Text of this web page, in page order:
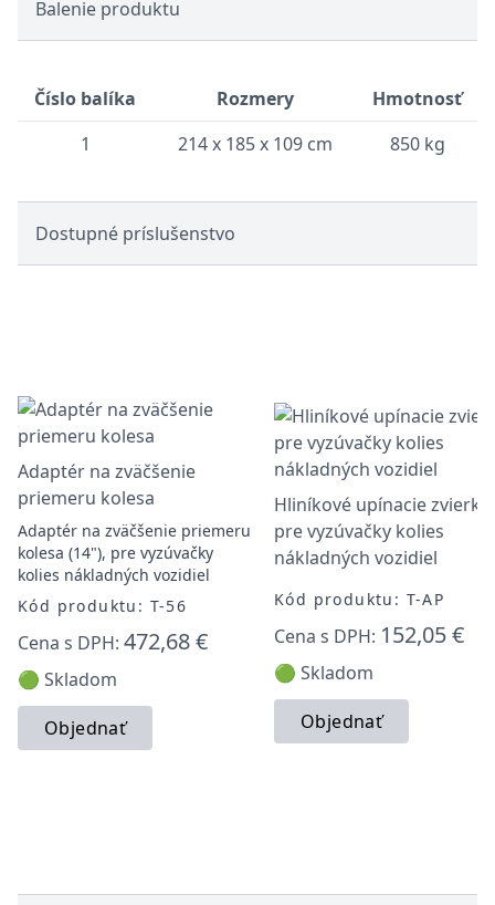
Balenie produktu
Číslo balíka Rozmery
Hmotnosť
1
214 x 185 x 109 cm 850 kg
Dostupné príslušenstvo
Adaptér na zväčšenie
priemeru kolesa
Adaptér na zväčšenie priemeru
kolesa (14"), pre vyzúvačky
kolies nákladných vozidiel
Kód produktu: T-56
Cena s DPH: 472,68 €
🟢 Skladom
Objednať
Hliníkové upínacie zvierky
pre vyzúvačky kolies
nákladných vozidiel
Kód produktu: T-AP
Cena s DPH: 152,05 €
🟢 Skladom
Objednať